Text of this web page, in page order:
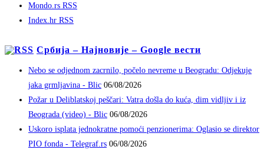
Mondo.rs RSS
Index.hr RSS
Србија – Најновије – Google вести
Nebo se odjednom zacrnilo, počelo nevreme u Beogradu: Odjekuje
jaka grmljavina - Blic 06/08/2026
Požar u Deliblatskoj peščari: Vatra došla do kuća, dim vidljiv i iz
Beograda (video) - Blic 06/08/2026
Uskoro isplata jednokratne pomoći penzionerima: Oglasio se direktor
PIO fonda - Telegraf.rs 06/08/2026